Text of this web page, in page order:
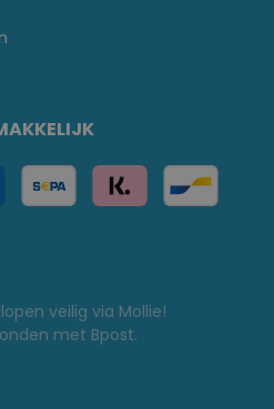
veilig via Mollie!
met Bpost.